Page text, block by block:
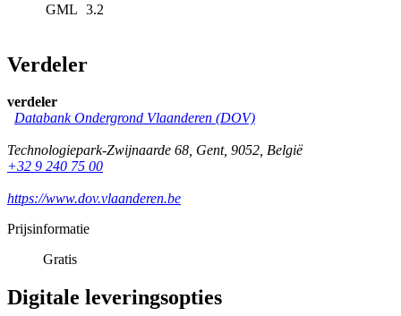
GML 3.2
Verdeler
verdeler
Databank Ondergrond Vlaanderen (DOV)
Technologiepark-Zwijnaarde 68, Gent, 9052, België
+32 9 240 75 00
https://www.dov.vlaanderen.be
Prijsinformatie
Gratis
Digitale leveringsopties